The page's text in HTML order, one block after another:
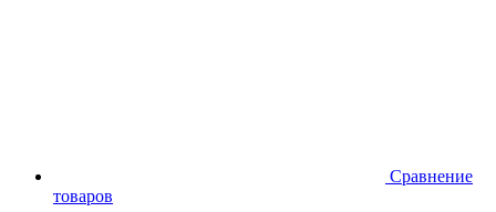
Сравнение
товаров